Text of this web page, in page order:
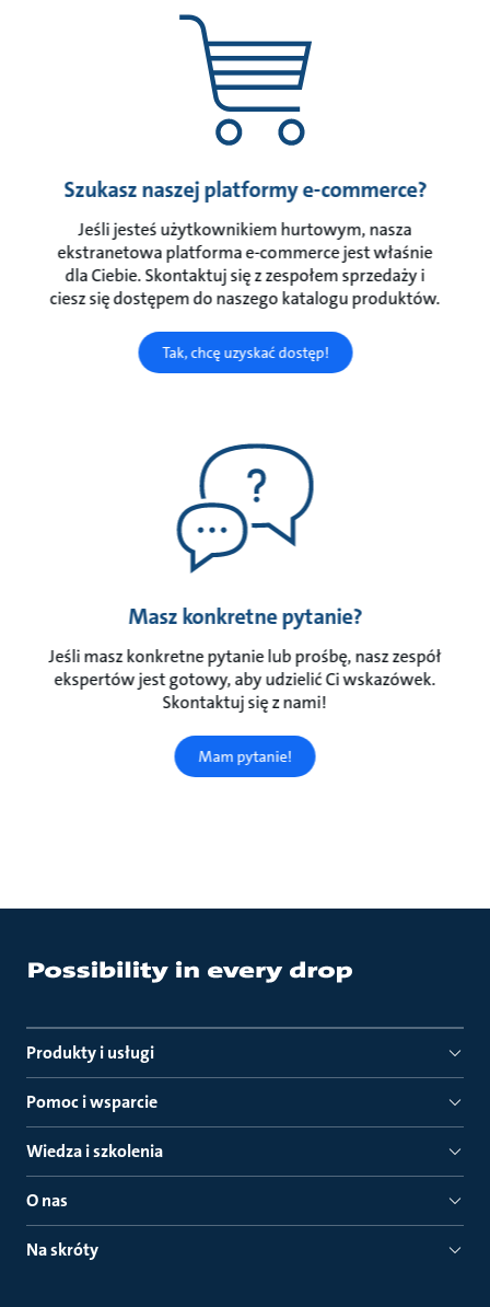
Szukasz naszej platformy e-commerce?
Jeśli jesteś użytkownikiem hurtowym, nasza
ekstranetowa platforma e-commerce jest właśnie
dla Ciebie. Skontaktuj się z zespołem sprzedaży i
ciesz się dostępem do naszego katalogu produktów.
Tak, chcę uzyskać dostęp!
Masz konkretne pytanie?
Jeśli masz konkretne pytanie lub prośbę, nasz zespół
ekspertów jest gotowy, aby udzielić Ci wskazówek.
Skontaktuj się z nami!
Mam pytanie!
Produkty i usługi
Pomoc i wsparcie
Wiedza i szkolenia
O nas
Na skróty